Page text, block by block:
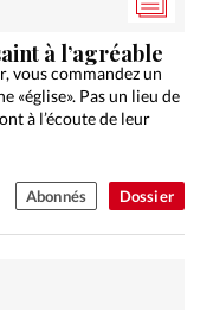
Dossier
à l’agréable
vous commandez un
«église». Pas un lieu de
à l’écoute de leur
Abonnés